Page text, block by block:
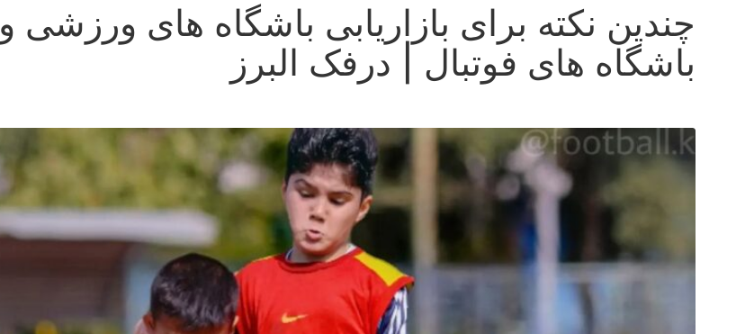
چندین نکته برای بازاریابی باشگاه های ورزشی و
باشگاه های فوتبال | درفک البرز